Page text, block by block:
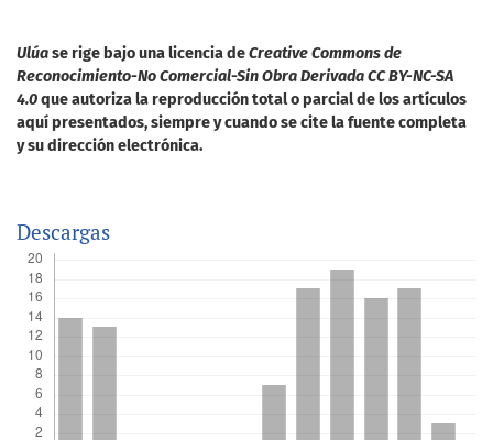
Ulúase rige bajo una licencia deCreative Commons de
Reconocimiento-No Comercial-Sin Obra Derivada CC BY-NC-SA
4.0que autoriza la reproducción total o parcial de los artículos
aquí presentados, siempre y cuando se cite la fuente completa
y su dirección electrónica.
Descargas